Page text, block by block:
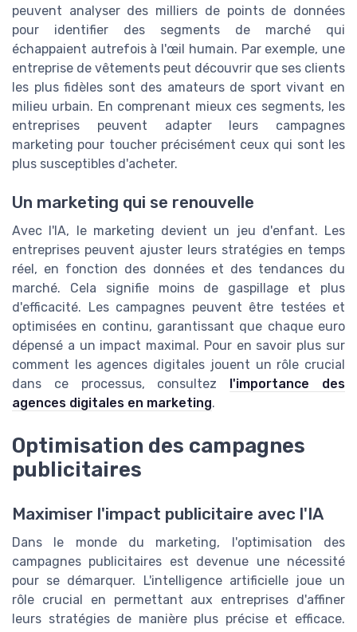
peuvent analyser des milliers de points de données
pour identifier des segments de marché qui
échappaient autrefois à l'œil humain. Par exemple, une
entreprise de vêtements peut découvrir que ses clients
les plus fidèles sont des amateurs de sport vivant en
milieu urbain. En comprenant mieux ces segments, les
entreprises peuvent adapter leurs campagnes
marketing pour toucher précisément ceux qui sont les
plus susceptibles d'acheter.
Un marketing qui se renouvelle
Avec l'IA, le marketing devient un jeu d'enfant. Les
entreprises peuvent ajuster leurs stratégies en temps
réel, en fonction des données et des tendances du
marché. Cela signifie moins de gaspillage et plus
d'efficacité. Les campagnes peuvent être testées et
optimisées en continu, garantissant que chaque euro
dépensé a un impact maximal. Pour en savoir plus sur
comment les agences digitales jouent un rôle crucial
dans ce processus, consultez l'importance des
agences digitales en marketing.
Optimisation des campagnes
publicitaires
Maximiser l'impact publicitaire avec l'IA
Dans le monde du marketing, l'optimisation des
campagnes publicitaires est devenue une nécessité
pour se démarquer. L'intelligence artificielle joue un
rôle crucial en permettant aux entreprises d'affiner
leurs stratégies de manière plus précise et efficace.